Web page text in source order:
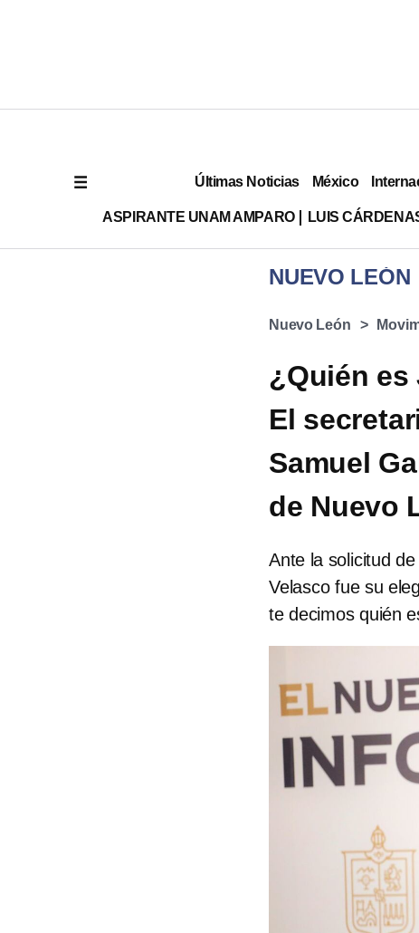
Últimas Noticias México
ASPIRANTE UNAM AMPARO LUIS
NUEVO LEÓN
Nuevo León
¿Quién es
El
Samuel
de Nuevo
Ante la solicitud
Velasco fue su
te decimos quién